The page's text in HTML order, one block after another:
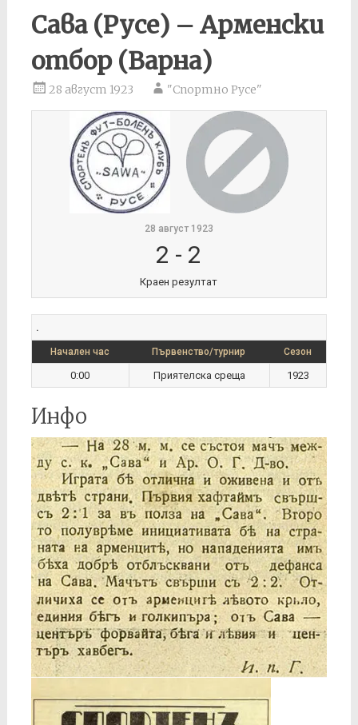
Сава (Русе) – Арменски
отбор (Варна)
28 август 1923 "Спортно Русе"
28 август 1923
2 - 2
Краен резултат
.
Начален час Първенство/турнир Сезон
0:00 Приятелска среща 1923
Инфо